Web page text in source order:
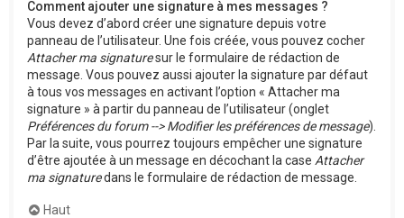
Comment ajouter une signature à mes messages ?
Vous devez d’abord créer une signature depuis votre
panneau de l’utilisateur. Une fois créée, vous pouvez cocher
Attacher ma signaturesur le formulaire de rédaction de
message. Vous pouvez aussi ajouter la signature par défaut
à tous vos messages en activant l’option « Attacher ma
signature » à partir du panneau de l’utilisateur (onglet
Préférences du forum --> Modifier les préférences de message).
Par la suite, vous pourrez toujours empêcher une signature
d’être ajoutée à un message en décochant la case Attacher
ma signaturedans le formulaire de rédaction de message.
Haut